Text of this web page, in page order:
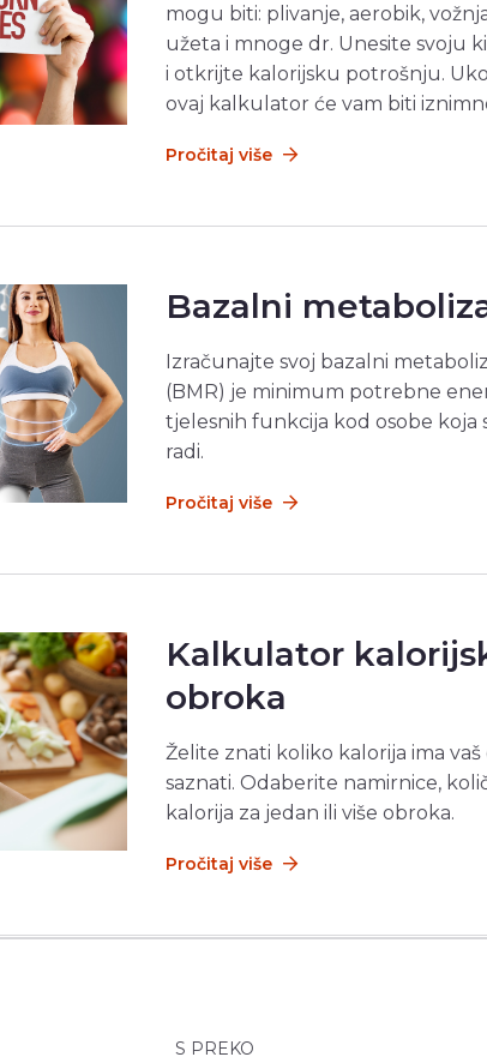
mogu biti: plivanje, aerobik,
užeta i mnoge dr. Unesite svoju
i otkrijte kalorijsku potrošnju.
ovaj kalkulator će vam biti
Pročitaj više
Bazalni
Izračunajte svoj bazalni
(BMR) je minimum potrebne
tjelesnih funkcija kod osobe koja
radi.
Pročitaj više
Kalkulator
obroka
Želite znati koliko kalorija ima
saznati. Odaberite namirnice,
kalorija za jedan ili više obroka.
Pročitaj više
S PREKO